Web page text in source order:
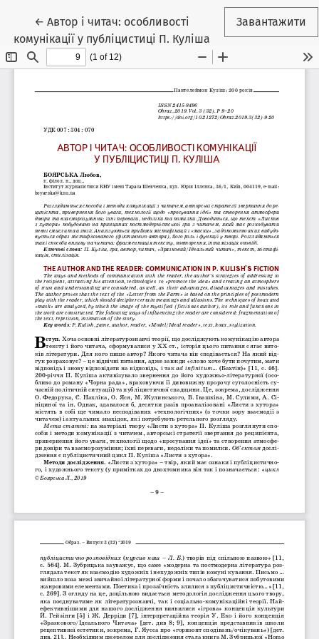
←Повернутися до подробиць статті
Автор і читач: особливості
комунікації у публіцистиці П. Куліша
Завантажити